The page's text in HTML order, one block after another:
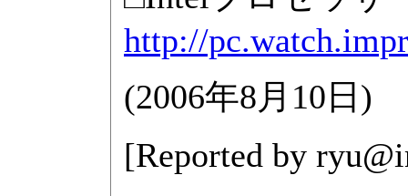
http://
(2006年8月10日 )
[Reported by